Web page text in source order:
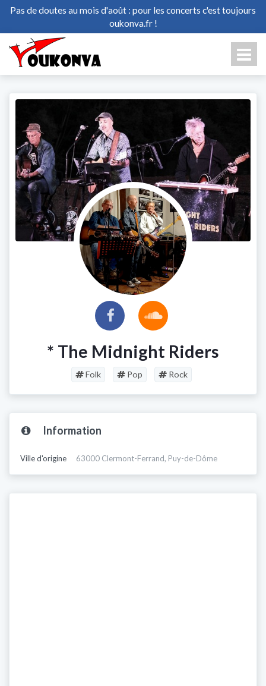
Pas de doutes au mois d'août : pour les concerts c'est toujours
oukonva.fr !
* The Midnight Riders
Folk Pop Rock
Information
Ville d'origine 63000 Clermont-Ferrand, Puy-de-Dôme